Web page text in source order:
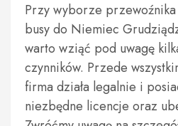
Przy wyborze
busy do Niemiec
warto wziąć pod uwagę
czynników. Przede
firma działa legalnie i
niezbędne licencje oraz